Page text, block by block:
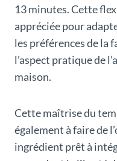
13 minutes. Cette
appréciée pour
les préférences de la
l’aspect pratique de
maison.
Cette maîtrise du
également à faire de
ingrédient prêt à